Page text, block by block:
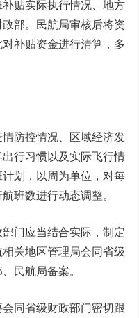
贴实际执行情况、地方
部。民航局审核后将资
补贴资金进行清算，多
防控情况、区域经济发
行习惯以及实际飞行情
划，以周为单位，对每
班数进行动态调整。
门应当结合实际，制定
关地区管理局会同省级
民航局备案。
同省级财政部门密切跟